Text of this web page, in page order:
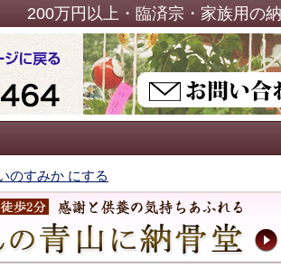
200万円以上・臨済宗・家族用の
のすみか にする